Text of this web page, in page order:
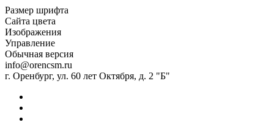
Размер шрифта
Сайта цвета
Изображения
Управление
Обычная версия
info@orencsm.ru
г. Оренбург, ул. 60 лет Октября, д. 2 "Б"